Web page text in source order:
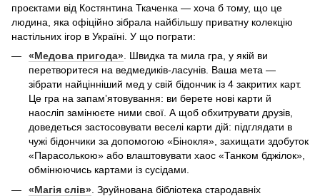
проєктами від Костянтина Ткаченка — хоча б тому, що це
людина, яка офіційно зібрала найбільшу приватну колекцію
настільних ігор в Україні. У що пограти:
«Медова пригода» . Швидка та мила гра, у якій ви
перетворитеся на ведмедиків-ласунів. Ваша мета —
зібрати найцінніший мед у свій бідончик із 4 закритих карт.
Це гра на запамʼятовування: ви берете нові карти й
наосліп замінюєте ними свої. А щоб обхитрувати друзів,
доведеться застосовувати веселі карти дій: підглядати в
чужі бідончики за допомогою «Бінокля», захищати здобуток
«Парасолькою» або влаштовувати хаос «Танком бджілок»,
обмінюючись картами із сусідами.
«Магія слів» . Зруйнована бібліотека стародавніх